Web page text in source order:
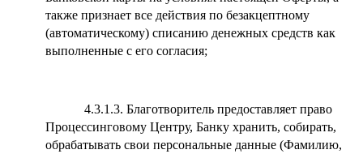
также признает все действия по безакцептному
(автоматическому) списанию денежных средств как
выполненные с его согласия;
4.3.1.3. Благотворитель предоставляет право
Процессинговому Центру, Банку хранить, собирать,
обрабатывать свои персональные данные (Фамилию,